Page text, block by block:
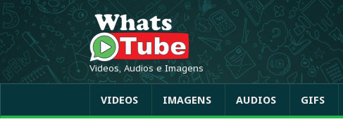
Videos, Audios e Imagens
VIDEOS IMAGENS AUDIOS GIFS